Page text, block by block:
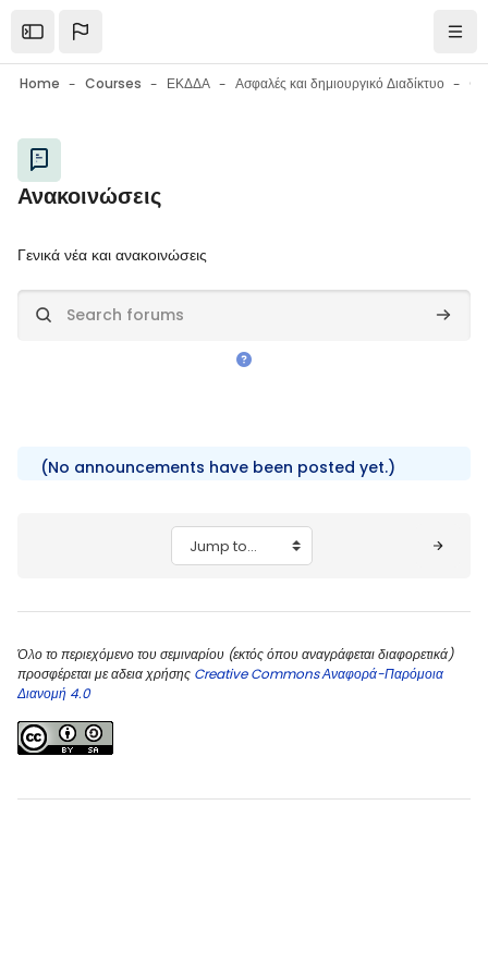
Open the sidebar
Home Courses ΕΚΔΔΑ Ασφαλές και δημιουργικό Διαδίκτυο
Blocks
Ανακοινώσεις
Blocks
Completion requirements
Γενικά νέα και ανακοινώσεις
Search forums
(No announcements have been posted yet.)
Jump to...
Όλο το περιεχόμενο του σεμιναρίου (εκτός όπου αναγράφεται διαφορετικά)
προσφέρεται με αδεια χρήσης Creative Commons Αναφορά-Παρόμοια
Διανομή 4.0